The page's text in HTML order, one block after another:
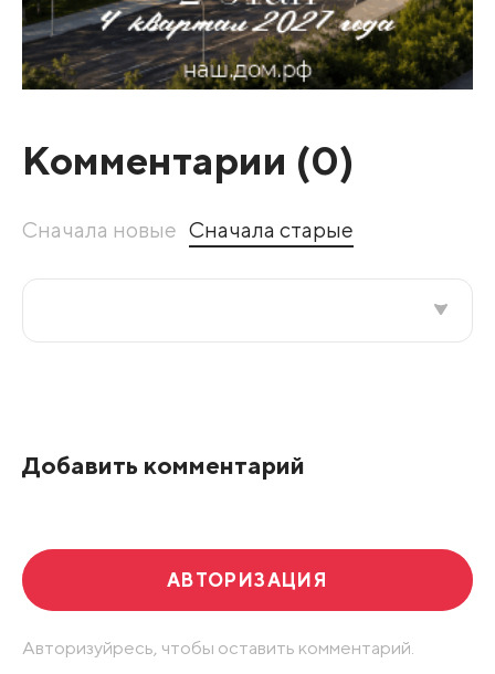
Комментарии (0)
Сначала новые Сначала старые
Добавить комментарий
АВТОРИЗАЦИЯ
Авторизуйресь, чтобы оставить комментарий.